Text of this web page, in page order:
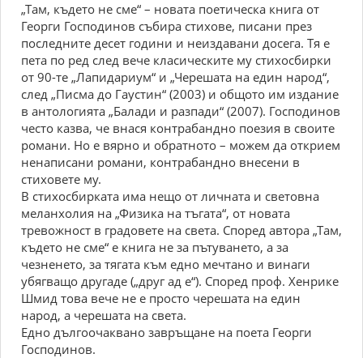
„Там, където не сме“ – новата поетическа книга от
Георги Господинов събира стихове, писани през
последните десет години и неиздавани досега. Тя е
пета по ред след вече класическите му стихосбирки
от 90-те „Лапидариум“ и „Черешата на един народ“,
след „Писма до Гаустин“ (2003) и общото им издание
в антологията „Балади и разпади“ (2007). Господинов
често казва, че внася контрабандно поезия в своите
романи. Но е вярно и обратното – можем да открием
ненаписани романи, контрабандно внесени в
стиховете му.
В стихосбирката има нещо от личната и световна
меланхолия на „Физика на тъгата“, от новата
тревожност в градовете на света. Според автора „Там,
където не сме“ е книга не за пътуването, а за
чезненето, за тягата към едно мечтано и винаги
убягващо другаде („друг ад е“). Според проф. Хенрике
Шмид това вече не е просто черешата на един
народ, а черешата на света.
Едно дългоочаквано завръщане на поета Георги
Господинов.